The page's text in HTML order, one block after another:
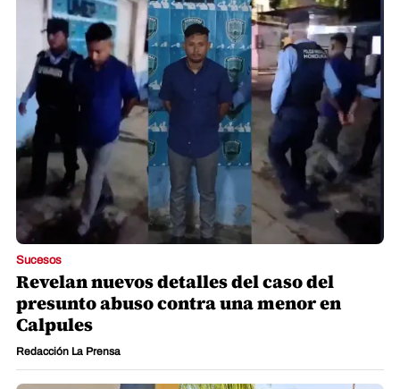
Sucesos
Revelan nuevos detalles del caso del
presunto abuso contra una menor en
Calpules
Redacción La Prensa